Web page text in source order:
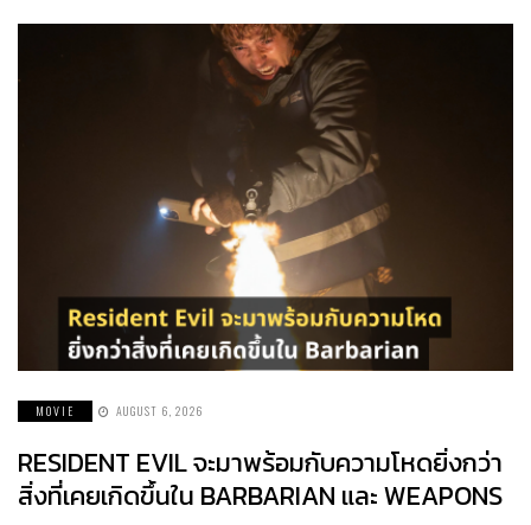
MOVIE AUGUST 6, 2026
RESIDENT EVIL จะมาพร้อมกับความโหดยิ่งกว่า
สิ่งที่เคยเกิดขึ้นใน BARBARIAN และ WEAPONS